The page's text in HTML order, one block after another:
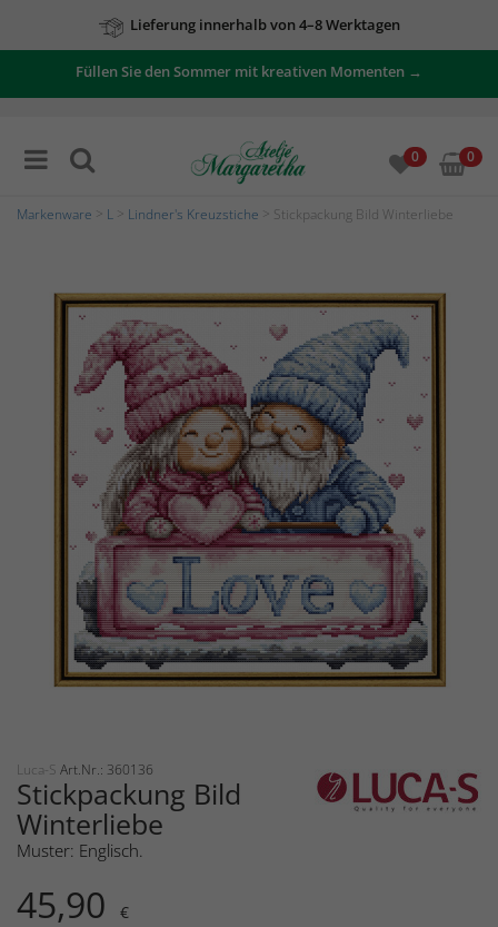
Lieferung innerhalb von 4–8 Werktagen
Füllen Sie den Sommer mit kreativen Momenten →
0 0
Markenware L Lindner's Kreuzstiche > Stickpackung Bild Winterliebe
Luca-S Art.Nr.: 360136
Stickpackung Bild
Winterliebe
Muster: Englisch.
45,90 €